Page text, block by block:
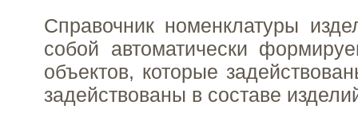
Справочник номенклатуры
собой автоматически
объектов, которые
задействованы в составе